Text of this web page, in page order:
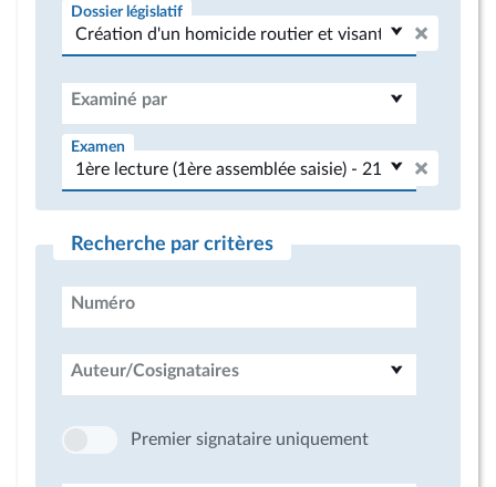
Dossier législatif
Examiné par
Examen
Recherche par critères
Numéro
Auteur/Cosignataires
Premier signataire uniquement